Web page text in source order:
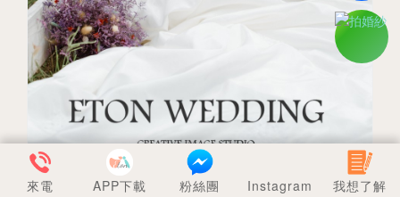
來電 APP下載 粉絲團 Instagram 我想了解